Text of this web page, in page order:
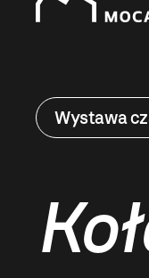
Wystawa